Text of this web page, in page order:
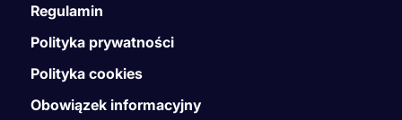
Regulamin
Polityka prywatności
Polityka cookies
Obowiązek informacyjny